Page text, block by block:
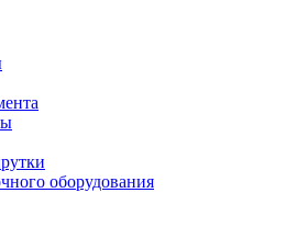
оборудования